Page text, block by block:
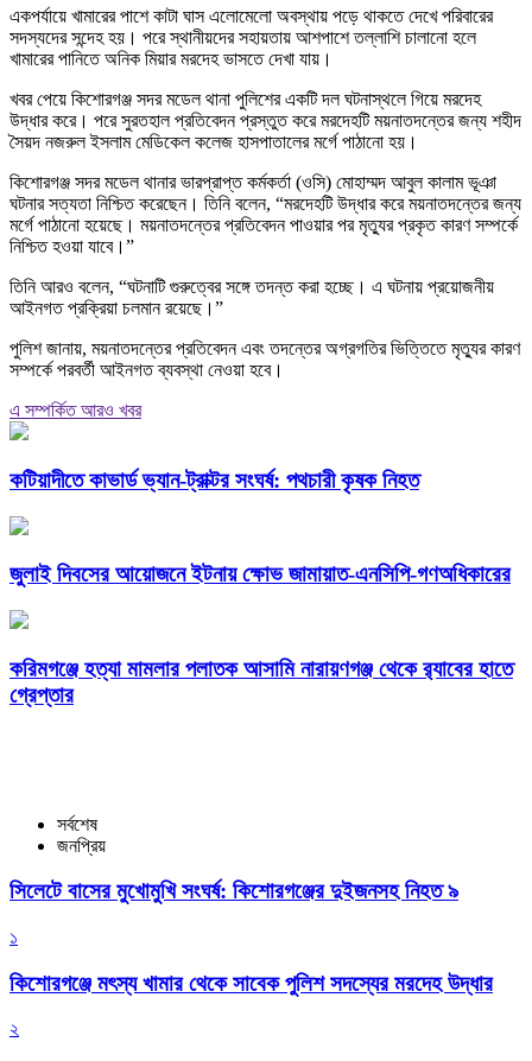
একপর্যায়ে খামারের পাশে কাটা ঘাস এলোমেলো অবস্থায় পড়ে থাকতে দেখে পরিবারের
সদস্যদের সন্দেহ হয়। পরে স্থানীয়দের সহায়তায় আশপাশে তল্লাশি চালানো হলে
খামারের পানিতে অনিক মিয়ার মরদেহ ভাসতে দেখা যায়।
খবর পেয়ে কিশোরগঞ্জ সদর মডেল থানা পুলিশের একটি দল ঘটনাস্থলে গিয়ে মরদেহ
উদ্ধার করে। পরে সুরতহাল প্রতিবেদন প্রস্তুত করে মরদেহটি ময়নাতদন্তের জন্য শহীদ
সৈয়দ নজরুল ইসলাম মেডিকেল কলেজ হাসপাতালের মর্গে পাঠানো হয়।
কিশোরগঞ্জ সদর মডেল থানার ভারপ্রাপ্ত কর্মকর্তা (ওসি) মোহাম্মদ আবুল কালাম ভূঞা
ঘটনার সত্যতা নিশ্চিত করেছেন। তিনি বলেন, “মরদেহটি উদ্ধার করে ময়নাতদন্তের জন্য
মর্গে পাঠানো হয়েছে। ময়নাতদন্তের প্রতিবেদন পাওয়ার পর মৃত্যুর প্রকৃত কারণ সম্পর্কে
নিশ্চিত হওয়া যাবে।”
তিনি আরও বলেন, “ঘটনাটি গুরুত্বের সঙ্গে তদন্ত করা হচ্ছে। এ ঘটনায় প্রয়োজনীয়
আইনগত প্রক্রিয়া চলমান রয়েছে।”
পুলিশ জানায়, ময়নাতদন্তের প্রতিবেদন এবং তদন্তের অগ্রগতির ভিত্তিতে মৃত্যুর কারণ
সম্পর্কে পরবর্তী আইনগত ব্যবস্থা নেওয়া হবে।
এ সম্পর্কিত আরও খবর
কটিয়াদীতে কাভার্ড ভ্যান-ট্রাক্টর সংঘর্ষ: পথচারী কৃষক নিহত
জুলাই দিবসের আয়োজনে ইটনায় ক্ষোভ জামায়াত-এনসিপি-গণঅধিকারের
করিমগঞ্জে হত্যা মামলার পলাতক আসামি নারায়ণগঞ্জ থেকে র‌্যাবের হাতে
গ্রেপ্তার
সর্বশেষ
জনপ্রিয়
সিলেটে বাসের মুখোমুখি সংঘর্ষ: কিশোরগঞ্জের দুইজনসহ নিহত ৯
১
কিশোরগঞ্জে মৎস্য খামার থেকে সাবেক পুলিশ সদস্যের মরদেহ উদ্ধার
২